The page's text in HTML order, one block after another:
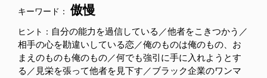
キーワード： 傲慢
ヒント： 自分の能力を過信している／他者をこきつかう／
相手の心を勘違いしている恋／俺のものは俺のもの、お
まえのものも俺のもの／何でも強引に手に入れようとす
る／見栄を張って他者を見下す／ブラック企業のワンマ